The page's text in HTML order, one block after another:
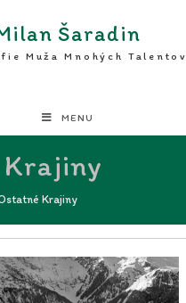
Šaradin
Muža Mnohých Talentov
MENU
Krajiny